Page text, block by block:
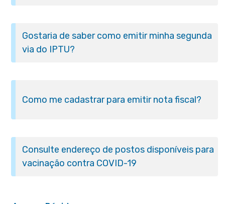
Gostaria de saber como emitir minha segunda
via do IPTU?
Como me cadastrar para emitir nota fiscal?
Consulte endereço de postos disponíveis para
vacinação contra COVID-19